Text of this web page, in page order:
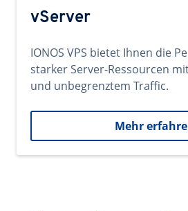
vServer
IONOS VPS bietet Ihnen die
starker Server-Ressourcen
und unbegrenztem Traffic.
Mehr